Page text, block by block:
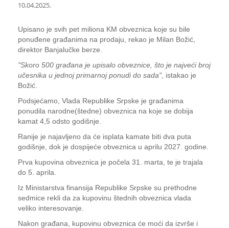
10.04.2025.
Upisano je svih pet miliona KM obveznica koje su bile
ponuđene građanima na prodaju, rekao je Milan Božić,
direktor Banjalučke berze.
"Skoro 500 građana je upisalo obveznice, što je najveći broj
učesnika u jednoj primarnoj ponudi do sada", istakao je
Božić.
Podsjećamo, Vlada Republike Srpske je građanima
ponudila narodne(štedne) obveznica na koje se dobija
kamat 4,5 odsto godišnje.
Ranije je najavljeno da će isplata kamate biti dva puta
godišnje, dok je dospijeće obveznica u aprilu 2027. godine.
Prva kupovina obveznica je počela 31. marta, te je trajala
do 5. aprila.
Iz Ministarstva finansija Republike Srpske su prethodne
sedmice rekli da za kupovinu štednih obveznica vlada
veliko interesovanje.
Nakon građana, kupovinu obveznica će moći da izvrše i